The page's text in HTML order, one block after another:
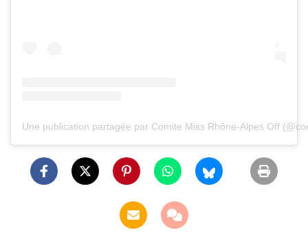
Une publication partagée par Comite Miss Rhône-Alpes Off